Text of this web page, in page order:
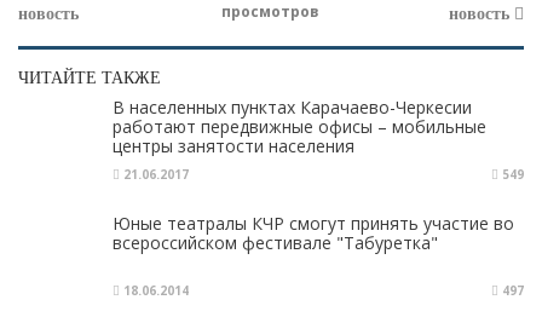
новость
просмотров
новость
ЧИТАЙТЕ ТАКЖЕ
В населенных пунктах Карачаево-Черкесии
работают передвижные офисы – мобильные
центры занятости населения
21.06.2017 549
Юные театралы КЧР смогут принять участие во
всероссийском фестивале "Табуретка"
18.06.2014 497